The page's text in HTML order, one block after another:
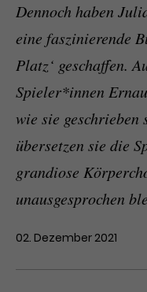
Dennoch haben
eine faszinierende
Platz‘ geschaffen.
Spieler*innen
wie sie geschrieben
übersetzen sie die
grandiose
unausgesprochen
02. Dezember 2021